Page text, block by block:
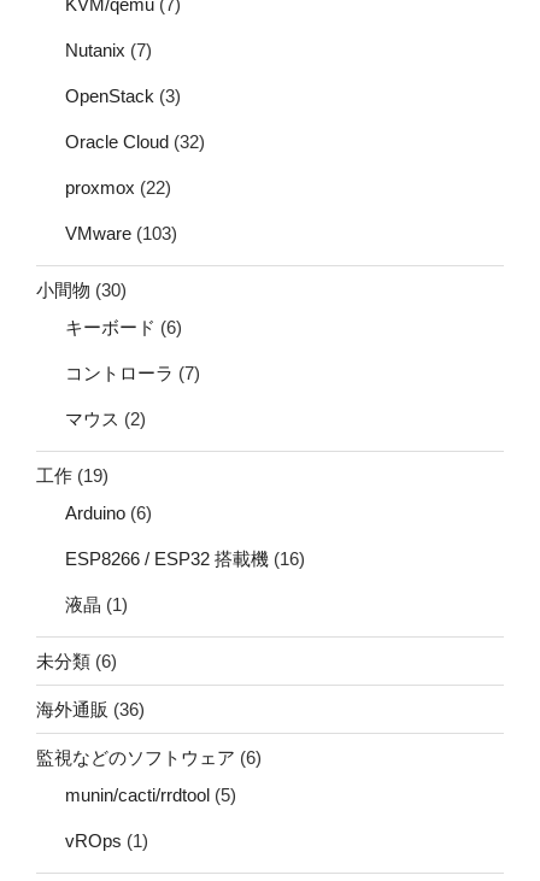
KVM/qemu (7)
Nutanix (7)
OpenStack (3)
Oracle Cloud (32)
proxmox (22)
VMware (103)
小間物 (30)
キーボード (6)
コントローラ (7)
マウス (2)
工作 (19)
Arduino (6)
ESP8266 / ESP32 搭載機 (16)
液晶 (1)
未分類 (6)
海外通販 (36)
監視などのソフトウェア (6)
munin/cacti/rrdtool (5)
vROps (1)